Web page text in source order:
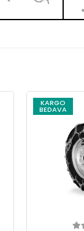
KARGO
BEDAVA